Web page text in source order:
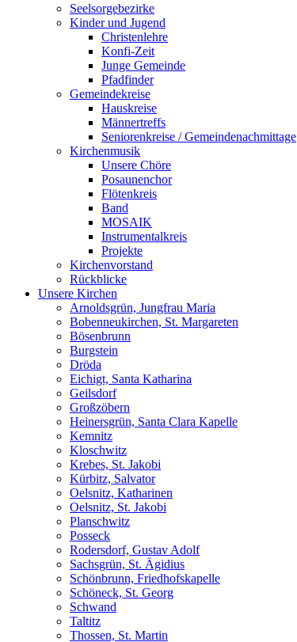
Seelsorgebezirke
Kinder und Jugend
Christenlehre
Konfi-Zeit
Junge Gemeinde
Pfadfinder
Gemeindekreise
Hauskreise
Männertreffs
Seniorenkreise / Gemeindenachmittage
Kirchenmusik
Unsere Chöre
Posaunenchor
Flötenkreis
Band
MOSAIK
Instrumentalkreis
Projekte
Kirchenvorstand
Rückblicke
Unsere Kirchen
Arnoldsgrün, Jungfrau Maria
Bobenneukirchen, St. Margareten
Bösenbrunn
Burgstein
Dröda
Eichigt, Santa Katharina
Geilsdorf
Großzöbern
Heinersgrün, Santa Clara Kapelle
Kemnitz
Kloschwitz
Krebes, St. Jakobi
Kürbitz, Salvator
Oelsnitz, Katharinen
Oelsnitz, St. Jakobi
Planschwitz
Posseck
Rodersdorf, Gustav Adolf
Sachsgrün, St. Ägidius
Schönbrunn, Friedhofskapelle
Schöneck, St. Georg
Schwand
Taltitz
Thossen, St. Martin